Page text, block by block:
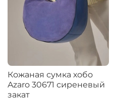
Кожаная сумка хобо
Azaro 30671 сиреневый
закат